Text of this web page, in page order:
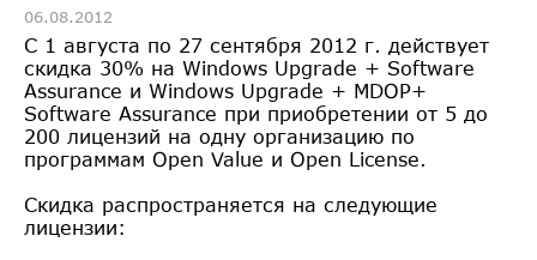
06.08.2012
C 1 августа по 27 сентября 2012 г. действует
скидка 30% на Windows Upgrade + Software
Assurance и Windows Upgrade + MDOP+
Software Assurance при приобретении от 5 до
200 лицензий на одну организацию по
программам Open Value и Open License.
Скидка распространяется на следующие
лицензии: